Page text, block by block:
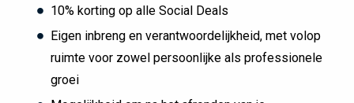
10% korting op alle Social Deals
Eigen inbreng en verantwoordelijkheid, met volop
ruimte voor zowel persoonlijke als professionele
groei